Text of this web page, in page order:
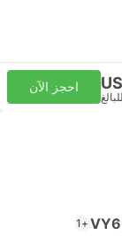
للبالغ
احجز الآن
+1